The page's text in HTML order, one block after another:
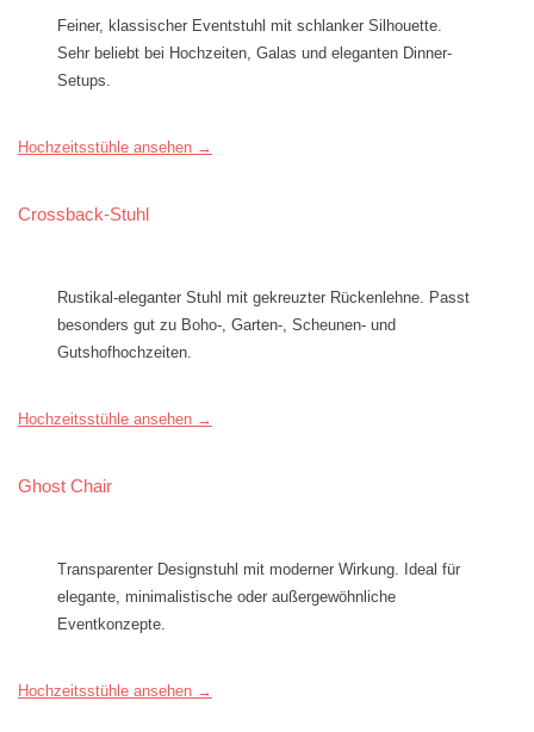
Feiner, klassischer Eventstuhl mit schlanker Silhouette.
Sehr beliebt bei Hochzeiten, Galas und eleganten Dinner-
Setups.
Hochzeitsstühle ansehen →
Crossback-Stuhl
Rustikal-eleganter Stuhl mit gekreuzter Rückenlehne. Passt
besonders gut zu Boho-, Garten-, Scheunen- und
Gutshofhochzeiten.
Hochzeitsstühle ansehen →
Ghost Chair
Transparenter Designstuhl mit moderner Wirkung. Ideal für
elegante, minimalistische oder außergewöhnliche
Eventkonzepte.
Hochzeitsstühle ansehen →